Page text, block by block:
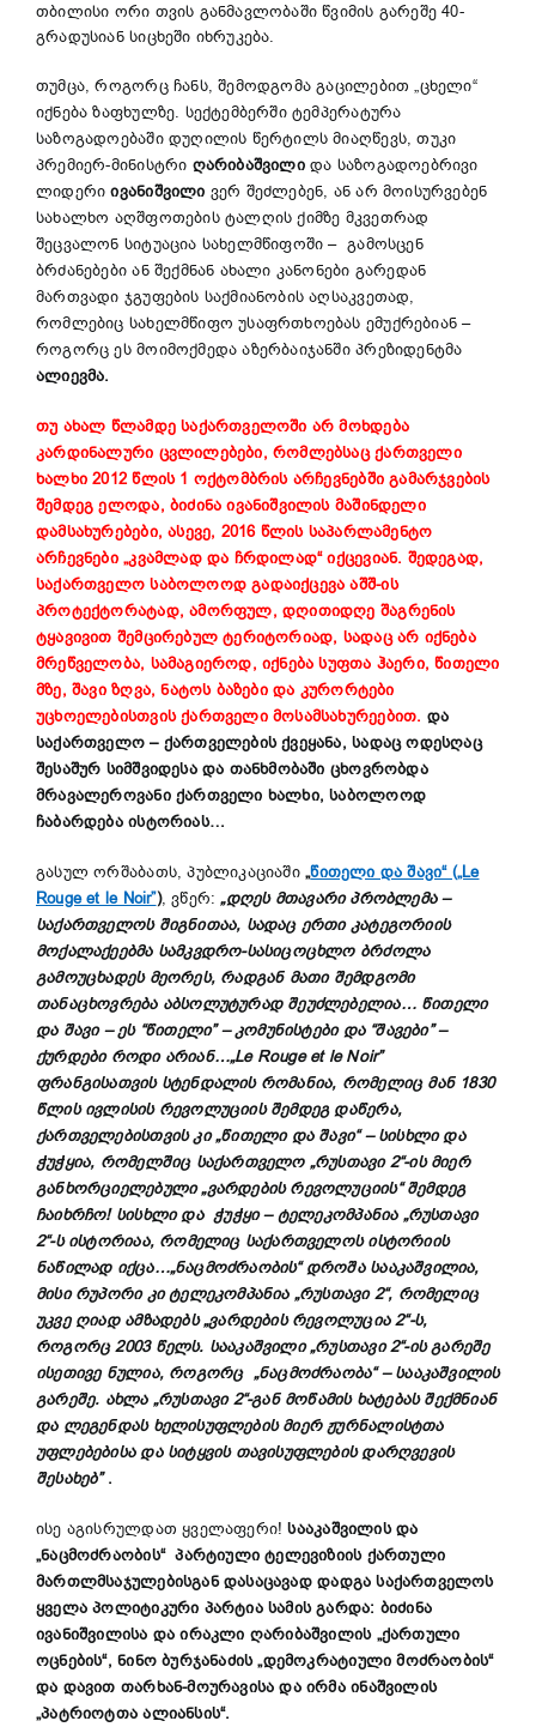
თბილისი ორი თვის განმავლობაში წვიმის გარეშე 40-
გრადუსიან სიცხეში იხრუკება.
თუმცა, როგორც ჩანს, შემოდგომა გაცილებით „ცხელი“
იქნება ზაფხულზე. სექტემბერში ტემპერატურა
საზოგადოებაში დუღილის წერტილს მიაღწევს, თუკი
პრემიერ-მინისტრი ღარიბაშვილიდა საზოგადოებრივი
ლიდერიივანიშვილი ვერ შეძლებენ, ან არ მოისურვებენ
სახალხო აღშფოთების ტალღის ქიმზე მკვეთრად
შეცვალონ სიტუაცია სახელმწიფოში – გამოსცენ
ბრძანებები ან შექმნან ახალი კანონები გარედან
მართვადი ჯგუფების საქმიანობის აღსაკვეთად,
რომლებიც სახელმწიფო უსაფრთხოებას ემუქრებიან –
როგორც ეს მოიმოქმედა აზერბაიჯანში პრეზიდენტმა
ალიევმა.
თუ ახალ წლამდე საქართველოში არ მოხდება
კარდინალური ცვლილებები, რომლებსაც ქართველი
ხალხი 2012 წლის 1 ოქტომბრის არჩევნებში გამარჯვების
შემდეგ ელოდა, ბიძინა ივანიშვილის მაშინდელი
დამსახურებები, ასევე, 2016 წლის საპარლამენტო
არჩევნები „კვამლად და ჩრდილად“ იქცევიან. შედეგად,
საქართველო საბოლოოდ გადაიქცევა აშშ-ის
პროტექტორატად, ამორფულ, დღითიდღე შაგრენის
ტყავივით შემცირებულ ტერიტორიად, სადაც არ იქნება
მრეწველობა, სამაგიეროდ, იქნება სუფთა ჰაერი, წითელი
მზე, შავი ზღვა, ნატოს ბაზები და კურორტები
უცხოელებისთვის ქართველი მოსამსახურეებით. და
საქართველო – ქართველების ქვეყანა, სადაც ოდესღაც
შესაშურ სიმშვიდესა და თანხმობაში ცხოვრობდა
მრავალეროვანი ქართველი ხალხი, საბოლოოდ
ჩაბარდება ისტორიას…
გასულ ორშაბათს, პუბლიკაციაში„წითელი და შავი“ („Le
Rouge et le Noir”), ვწერ:„დღეს მთავარი პრობლემა –
საქართველოს შიგნითაა, სადაც ერთი კატეგორიის
მოქალაქეებმა სამკვდრო-სასიცოცხლო ბრძოლა
გამოუცხადეს მეორეს, რადგან მათი შემდგომი
თანაცხოვრება აბსოლუტურად შეუძლებელია… წითელი
და შავი – ეს “წითელი” – კომუნისტები და “შავები” –
ქურდები როდი არიან…„Le Rouge et le Noir”
ფრანგისათვის სტენდალის რომანია, რომელიც მან 1830
წლის ივლისის რევოლუციის შემდეგ დაწერა,
ქართველებისთვის კი „წითელი და შავი“ – სისხლი და
ჭუჭყია, რომელშიც საქართველო „რუსთავი 2“-ის მიერ
განხორციელებული „ვარდების რევოლუციის“ შემდეგ
ჩაიხრჩო! სისხლი და ჭუჭყი – ტელეკომპანია „რუსთავი
2“-ს ისტორიაა, რომელიც საქართველოს ისტორიის
ნაწილად იქცა…„ნაცმოძრაობის“ დროშა სააკაშვილია,
მისი რუპორი კი ტელეკომპანია „რუსთავი 2“, რომელიც
უკვე ღიად ამზადებს „ვარდების რევოლუცია 2“-ს,
როგორც 2003 წელს. სააკაშვილი „რუსთავი 2“-ის გარეშე
ისეთივე ნულია, როგორც „ნაცმოძრაობა“ – სააკაშვილის
გარეშე. ახლა „რუსთავი 2“-გან მოწამის ხატებას შექმნიან
და ლეგენდას ხელისუფლების მიერ ჟურნალისტთა
უფლებებისა და სიტყვის თავისუფლების დარღვევის
შესახებ”.
ისე აგისრულდათ ყველაფერი!სააკაშვილის და
„ნაცმოძრაობის“ პარტიული ტელევიზიის ქართული
მართლმსაჯულებისგან დასაცავად დადგა საქართველოს
ყველა პოლიტიკური პარტია სამის გარდა: ბიძინა
ივანიშვილისა და ირაკლი ღარიბაშვილის „ქართული
ოცნების“, ნინო ბურჯანაძის „დემოკრატიული მოძრაობის“
და დავით თარხან-მოურავისა და ირმა ინაშვილის
„პატრიოტთა ალიანსის“.